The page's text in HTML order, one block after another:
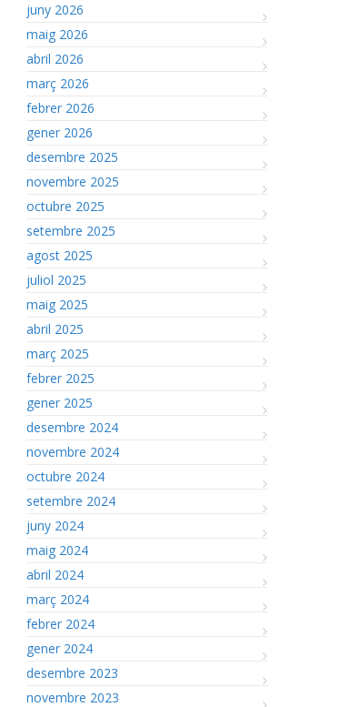
juny 2026
maig 2026
abril 2026
març 2026
febrer 2026
gener 2026
desembre 2025
novembre 2025
octubre 2025
setembre 2025
agost 2025
juliol 2025
maig 2025
abril 2025
març 2025
febrer 2025
gener 2025
desembre 2024
novembre 2024
octubre 2024
setembre 2024
juny 2024
maig 2024
abril 2024
març 2024
febrer 2024
gener 2024
desembre 2023
novembre 2023